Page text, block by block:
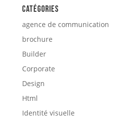
Catégories
agence de communication
brochure
Builder
Corporate
Design
Html
Identité visuelle